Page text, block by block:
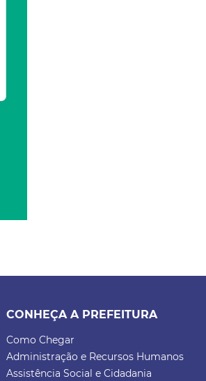
CONHEÇA A PREFEITURA
Como Chegar
Administração e Recursos Humanos
Assistência Social e Cidadania